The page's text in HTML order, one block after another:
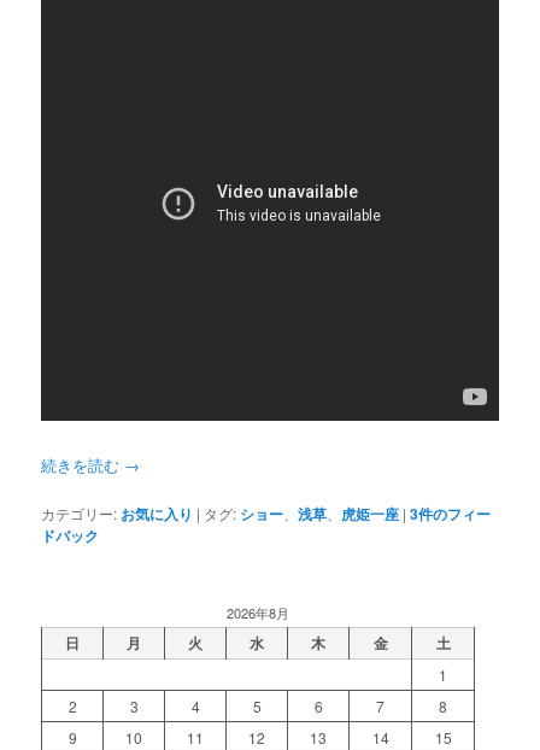
続きを読む →
カテゴリー: お気に入り | タグ: ショー 、浅草 虎姫一座 |3件のフィー
ドバック
2026年8月
日 月 火 水 木 金 土
1
2
3 4 5 6 7
8
9
10 11 12 13 14
15